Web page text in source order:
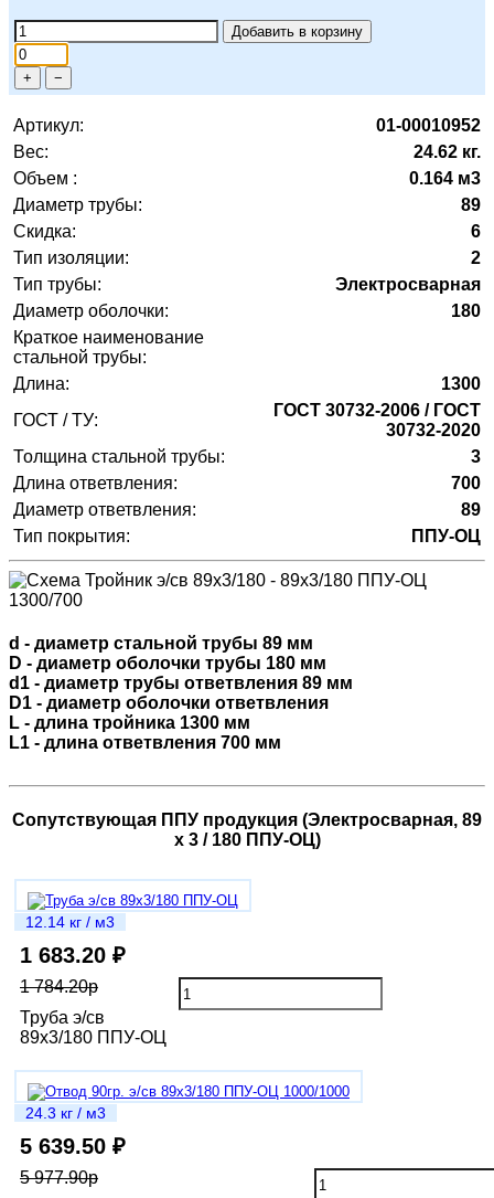
Добавить в корзину
+ −
Артикул:
01-00010952
Вес:
24.62 кг.
Объем :
0.164 м3
Диаметр трубы:
89
Скидка:
6
Тип изоляции:
2
Тип трубы:
Электросварная
Диаметр оболочки:
180
Краткое наименование
стальной трубы:
Длина:
1300
ГОСТ / ТУ:
ГОСТ 30732-2006 / ГОСТ
30732-2020
Толщина стальной трубы:
3
Длина ответвления:
700
Диаметр ответвления:
89
Тип покрытия:
ППУ-ОЦ
d - диаметр стальной трубы 89 мм
D - диаметр оболочки трубы 180 мм
d1 - диаметр трубы ответвления 89 мм
D1 - диаметр оболочки ответвления
L - длина тройника 1300 мм
L1 - длина ответвления 700 мм
Сопутствующая ППУ продукция (Электросварная, 89
х 3 / 180 ППУ-ОЦ)
12.14 кг / м3
1 683.20 ₽
1 784.20р
Труба э/св
89х3/180 ППУ-ОЦ
24.3 кг / м3
5 639.50 ₽
5 977.90р